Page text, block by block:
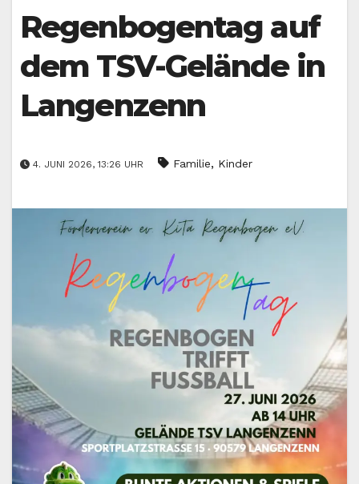
Regenbogentag auf
dem TSV-Gelände in
Langenzenn
4. JUNI 2026, 13:26 UHR Familie, Kinder